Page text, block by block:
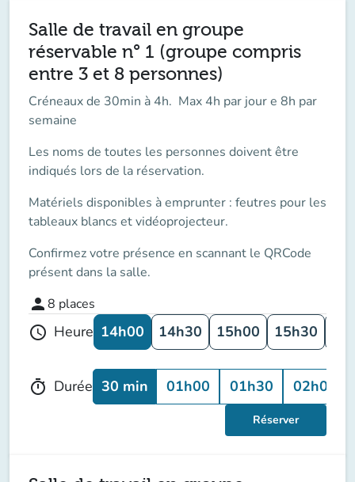
Salle de travail en groupe
réservable n° 1 (groupe compris
entre 3 et 8 personnes)
Créneaux de 30min à 4h. Max 4h par jour e 8h par
semaine
Les noms de toutes les personnes doivent être
indiqués lors de la réservation.
Matériels disponibles à emprunter : feutres pour les
tableaux blancs et vidéoprojecteur.
Confirmez votre présence en scannant le QRCode
présent dans la salle.
person8 places
schedule Heure 14h00 14h30 15h00 15h30
timer Durée 30 min 01h00 01h30 02h00
Réserver